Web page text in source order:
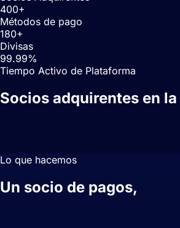
400+
Métodos de pago
180+
Divisas
99.99%
Tiempo Activo de Plataforma
Socios adquirentes en
Lo que hacemos
Un socio de pagos,